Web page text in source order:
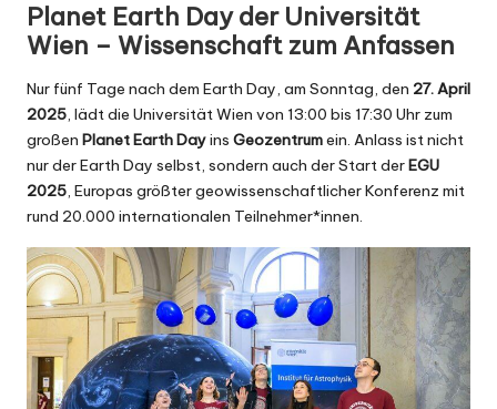
Planet Earth Day der Universität
Wien – Wissenschaft zum Anfassen
Nur fünf Tage nach dem Earth Day, am Sonntag, den 27. April
2025, lädt die Universität Wien von 13:00 bis 17:30 Uhr zum
großen Planet Earth Dayins Geozentrumein. Anlass ist nicht
nur der Earth Day selbst, sondern auch der Start derEGU
2025, Europas größter geowissenschaftlicher Konferenz mit
rund 20.000 internationalen Teilnehmer*innen.